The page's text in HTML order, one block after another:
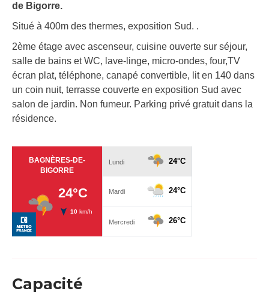
de Bigorre.
Situé à 400m des thermes, exposition Sud. .
2ème étage avec ascenseur, cuisine ouverte sur séjour,
salle de bains et WC, lave-linge, micro-ondes, four,TV
écran plat, téléphone, canapé convertible, lit en 140 dans
un coin nuit, terrasse couverte en exposition Sud avec
salon de jardin. Non fumeur. Parking privé gratuit dans la
résidence.
Capacité